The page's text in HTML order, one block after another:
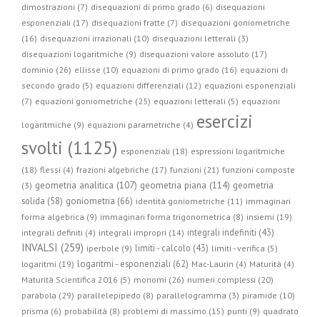
dimostrazioni (7) disequazioni di primo grado (6) disequazioni
esponenziali (17) disequazioni fratte (7) disequazioni goniometriche
(16) disequazioni irrazionali (10) disequazioni letterali (3)
disequazioni logaritmiche (9) disequazioni valore assoluto (17)
dominio (26) ellisse (10) equazioni di primo grado (16) equazioni di
secondo grado (5) equazioni differenziali (12) equazioni esponenziali
(7) equazioni goniometriche (25) equazioni letterali (5) equazioni
logaritmiche (9) equazioni parametriche (4) esercizi
svolti (1125) esponenziali (18) espressioni logaritmiche
(18) flessi (4) frazioni algebriche (17) funzioni (21) funzioni composte
(3) geometria analitica (107) geometria piana (114) geometria
solida (58) goniometria (66) identità goniometriche (11) immaginari
forma algebrica (9) immaginari forma trigonometrica (8) insiemi (19)
integrali definiti (4) integrali impropri (14) integrali indefiniti (43)
INVALSI (259) iperbole (9) limiti - calcolo (43) limiti - verifica (5)
logaritmi (19) logaritmi - esponenziali (62) Mac-Laurin (4) Maturità (4)
Maturità Scientifica 2016 (5) monomi (26) numeri complessi (20)
parabola (29) parallelepipedo (8) parallelogramma (3) piramide (10)
prisma (6) probabilità (8) problemi di massimo (15) punti (9) quadrato